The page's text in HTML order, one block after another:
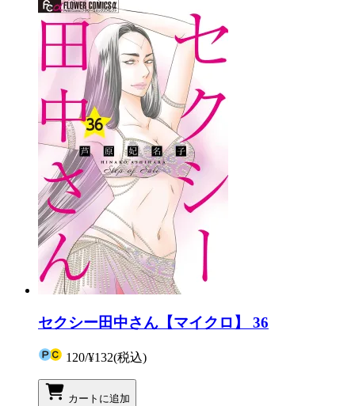
セクシー田中さん【マイクロ】 36
120/¥132(税込)
カートに追加